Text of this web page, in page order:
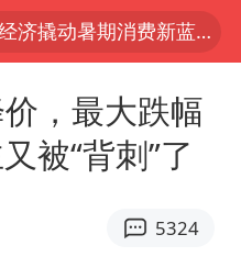
西湖突现狂风暴雨 游客瞬间被浇透
“不怕六爷挂得多 就怕六爷挂一颗”
市有序停课
东北超：哈尔滨vs通辽
，最大跌幅
被“背刺”了
5324